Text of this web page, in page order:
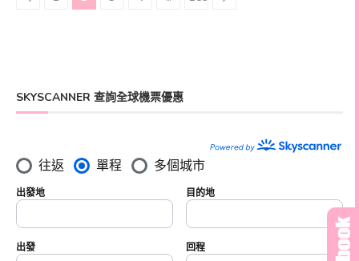
SKYSCANNER 查詢全球機票優惠